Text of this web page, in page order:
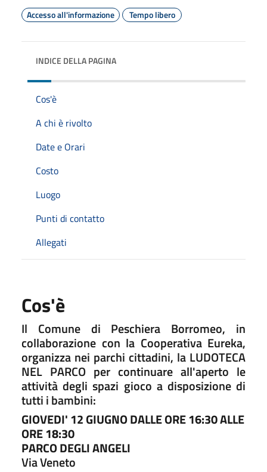
Accesso all'informazione
Tempo libero
INDICE DELLA PAGINA
Cos'è
A chi è rivolto
Date e Orari
Costo
Luogo
Punti di contatto
Allegati
Cos'è
Il Comune di Peschiera Borromeo, in
collaborazione con la Cooperativa Eureka,
organizza nei parchi cittadini, la LUDOTECA
NEL PARCO per continuare all'aperto le
attività degli spazi gioco a disposizione di
tutti i bambini:
GIOVEDI' 12 GIUGNO DALLE ORE 16:30 ALLE
ORE 18:30
PARCO DEGLI ANGELI
Via Veneto